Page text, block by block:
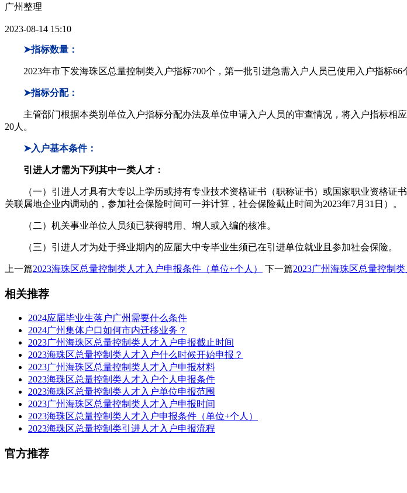
广州整理
2023-08-14 15:10
➤指标数量：
2023年市下发海珠区总量控制类入户指标700个，第一批引进急需入户人员已使用入户指标66
➤指标分配：
主管部门根据本类别单位入户指标分配办法及单位申请入户人员的审查情况，将入户指标相
20人。
➤入户基本条件：
引进人才需为下列其中一类人才：
（一）引进人才具有大专以上学历或持有专业技术资格证书（职称证书）或国家职业资格证
关联属地企业内调动的，参加社会保险时间可一并计算，社会保险截止时间为2023年7月31日）。
（二）机关事业单位人员须已获得聘用、增人或入编的核准。
（三）引进人才为处于择业期内的应届大中专毕业生须已在引进单位就业且参加社会保险。
上一篇2023海珠区总量控制类人才入户申报条件（单位+个人） 下一篇2023广州海珠区总量控制
相关推荐
2024应届毕业生落户广州需要什么条件
2024广州集体户口如何市内迁移业务？
2023广州海珠区总量控制类人才入户申报截止时间
2023海珠区总量控制类人才入户什么时候开始申报？
2023广州海珠区总量控制类人才入户申报材料
2023海珠区总量控制类人才入户个人申报条件
2023海珠区总量控制类人才入户单位申报范围
2023广州海珠区总量控制类人才入户申报时间
2023海珠区总量控制类人才入户申报条件（单位+个人）
2023海珠区总量控制类引进人才入户申报流程
官方推荐